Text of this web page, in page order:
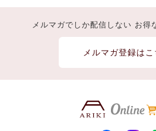
メルマガでしか配信しない お得
メルマガ登録はこ